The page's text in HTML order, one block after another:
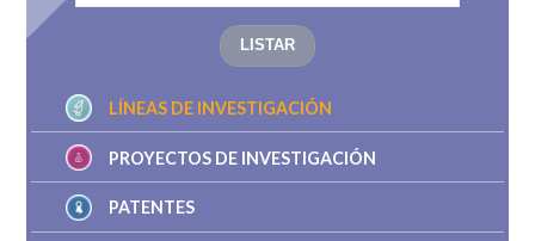
LÍNEAS DE INVESTIGACIÓN
PROYECTOS DE INVESTIGACIÓN
PATENTES